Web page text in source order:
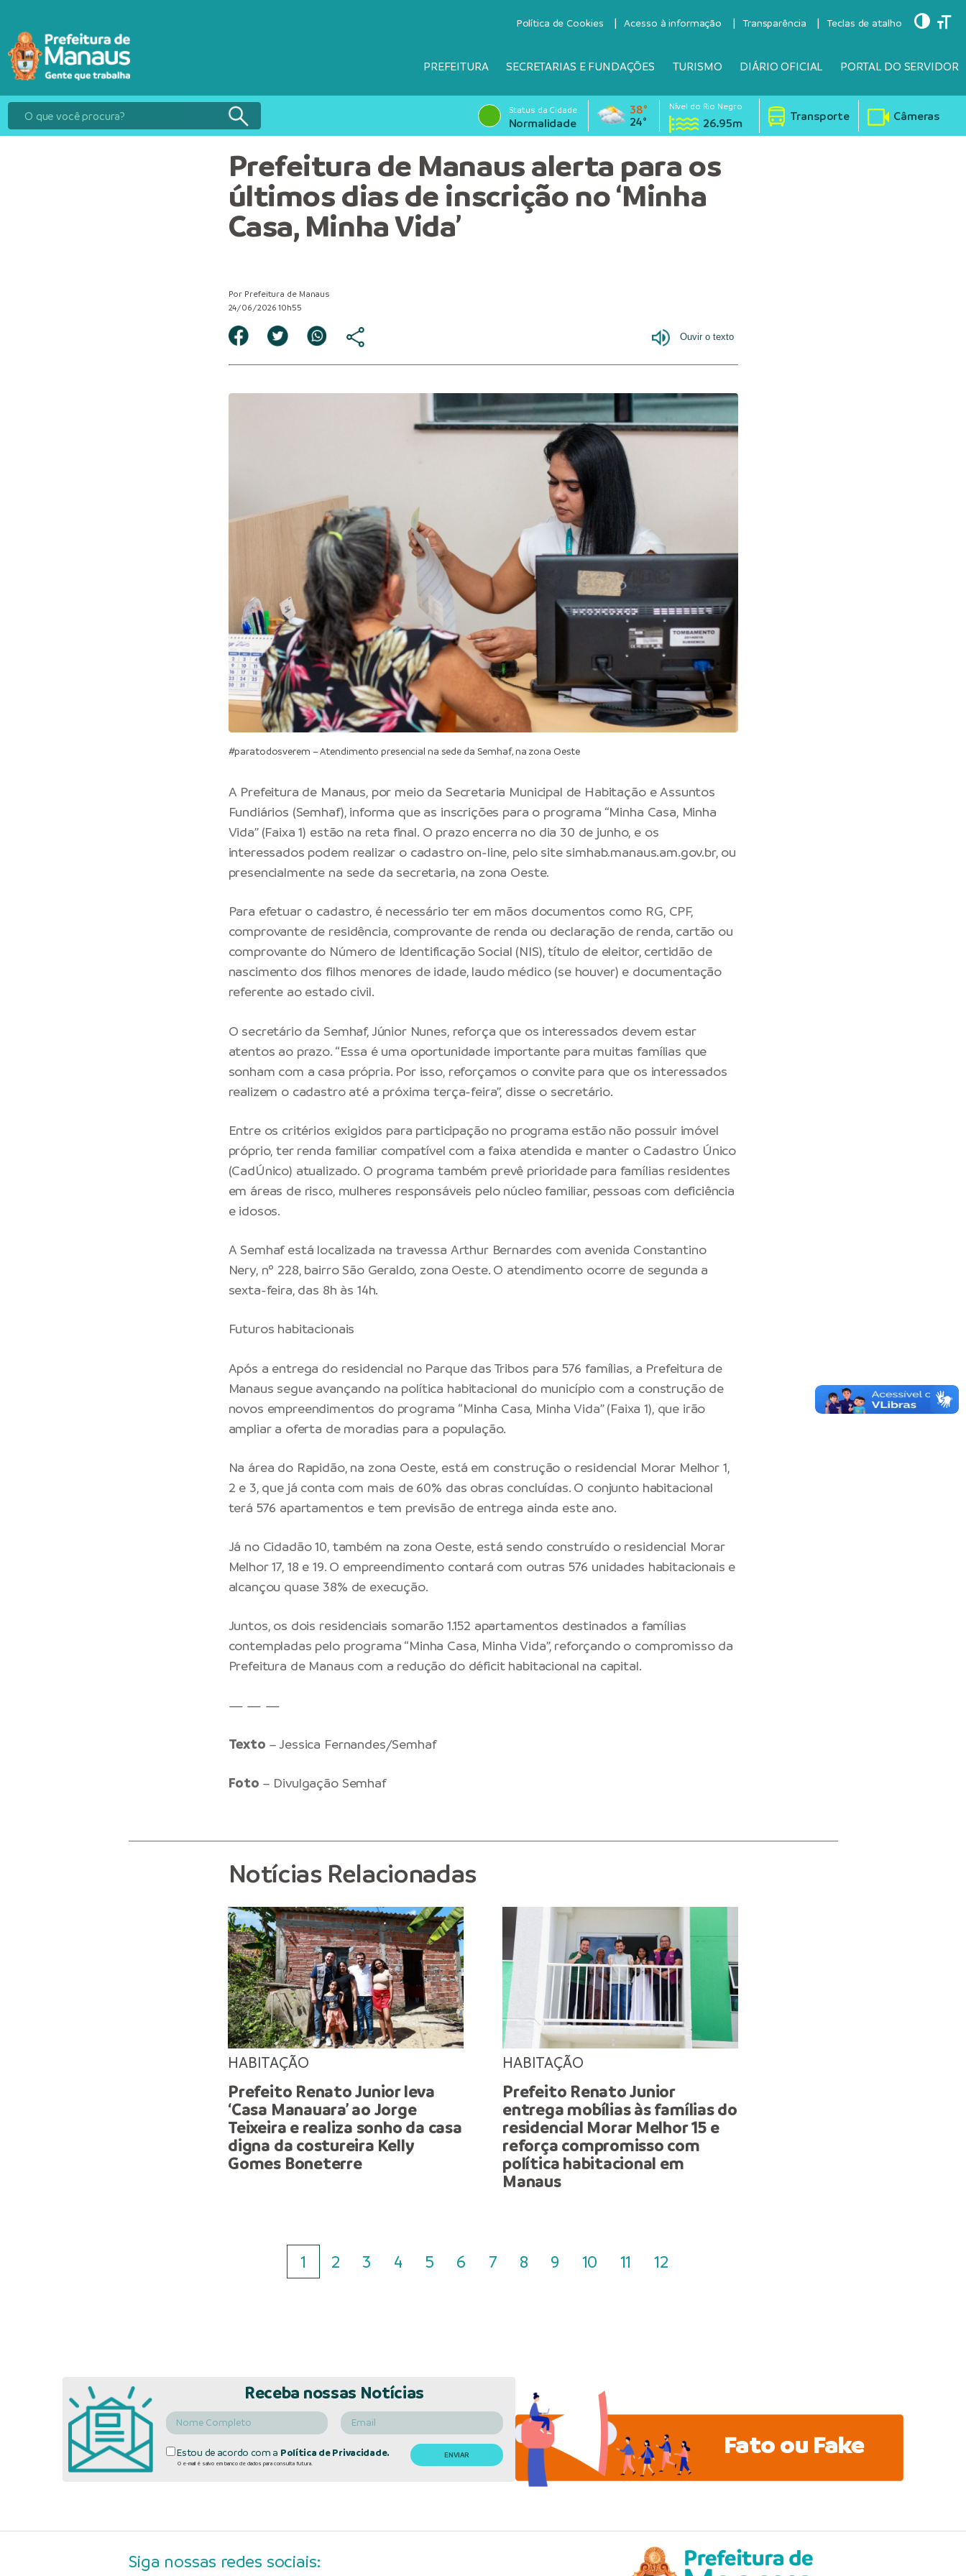
Política de Cookies Acesso à informação Transparência Teclas de atalho
PREFEITURA SECRETARIAS E FUNDAÇÕES TURISMO DIÁRIO OFICIAL PORTAL DO SERVIDOR
Status da Cidade
Normalidade
38°
24°
Nível do Rio Negro
26.95m Transporte Câmeras
Prefeitura de Manaus alerta para os
últimos dias de inscrição no ‘Minha
Casa, Minha Vida’
Por Prefeitura de Manaus
24/06/2026 10h55
#paratodosverem – Atendimento presencial na sede da Semhaf, na zona Oeste
A Prefeitura de Manaus, por meio da Secretaria Municipal de Habitação e Assuntos
Fundiários (Semhaf), informa que as inscrições para o programa “Minha Casa, Minha
Vida” (Faixa 1) estão na reta final. O prazo encerra no dia 30 de junho, e os
interessados podem realizar o cadastro on-line, pelo site simhab.manaus.am.gov.br, ou
presencialmente na sede da secretaria, na zona Oeste.
Para efetuar o cadastro, é necessário ter em mãos documentos como RG, CPF,
comprovante de residência, comprovante de renda ou declaração de renda, cartão ou
comprovante do Número de Identificação Social (NIS), título de eleitor, certidão de
nascimento dos filhos menores de idade, laudo médico (se houver) e documentação
referente ao estado civil.
O secretário da Semhaf, Júnior Nunes, reforça que os interessados devem estar
atentos ao prazo. “Essa é uma oportunidade importante para muitas famílias que
sonham com a casa própria. Por isso, reforçamos o convite para que os interessados
realizem o cadastro até a próxima terça-feira”, disse o secretário.
Entre os critérios exigidos para participação no programa estão não possuir imóvel
próprio, ter renda familiar compatível com a faixa atendida e manter o Cadastro Único
(CadÚnico) atualizado. O programa também prevê prioridade para famílias residentes
em áreas de risco, mulheres responsáveis pelo núcleo familiar, pessoas com deficiência
e idosos.
A Semhaf está localizada na travessa Arthur Bernardes com avenida Constantino
Nery, nº 228, bairro São Geraldo, zona Oeste. O atendimento ocorre de segunda a
sexta-feira, das 8h às 14h.
Futuros habitacionais
Após a entrega do residencial no Parque das Tribos para 576 famílias, a Prefeitura de
Manaus segue avançando na política habitacional do município com a construção de
novos empreendimentos do programa “Minha Casa, Minha Vida” (Faixa 1), que irão
ampliar a oferta de moradias para a população.
Na área do Rapidão, na zona Oeste, está em construção o residencial Morar Melhor 1,
2 e 3, que já conta com mais de 60% das obras concluídas. O conjunto habitacional
terá 576 apartamentos e tem previsão de entrega ainda este ano.
Já no Cidadão 10, também na zona Oeste, está sendo construído o residencial Morar
Melhor 17, 18 e 19. O empreendimento contará com outras 576 unidades habitacionais e
alcançou quase 38% de execução.
Juntos, os dois residenciais somarão 1.152 apartamentos destinados a famílias
contempladas pelo programa “Minha Casa, Minha Vida”, reforçando o compromisso da
Prefeitura de Manaus com a redução do déficit habitacional na capital.
— — —
Texto – Jessica Fernandes/Semhaf
Foto – Divulgação Semhaf
Notícias Relacionadas
HABITAÇÃO
Prefeito Renato Junior leva
‘Casa Manauara’ ao Jorge
Teixeira e realiza sonho da casa
digna da costureira Kelly
Gomes Boneterre
HABITAÇÃO
Prefeito Renato Junior
entrega mobílias às famílias do
residencial Morar Melhor 15 e
reforça compromisso com
política habitacional em
Manaus
1 2 3 4 5 6 7 8 9 10 11 12
Receba nossas Notícias
Estou de acordo com a Política de Privacidade.
O e-mail é salvo em banco de dados para consulta futura.
Fato ou Fake
Siga nossas redes sociais: